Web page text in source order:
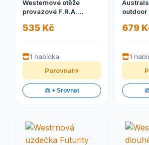
Westernové otěže
provazové F.R.A.
535 Kč
1 nabídka
Porovnat
⚖️ + Srovnat
outdoor
679
1